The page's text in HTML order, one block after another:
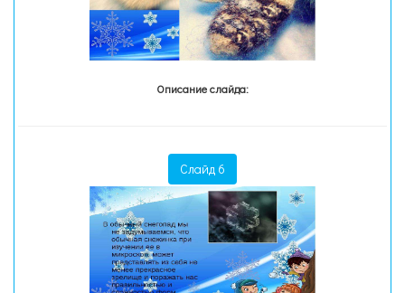
Описание слайда:
Слайд 6